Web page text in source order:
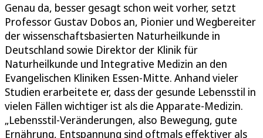
Genau da, besser gesagt schon weit vorher, setzt
Professor Gustav Dobos an, Pionier und Wegbereiter
der wissenschaftsbasierten Naturheilkunde in
Deutschland sowie Direktor der Klinik für
Naturheilkunde und Integrative Medizin an den
Evangelischen Kliniken Essen-Mitte. Anhand vieler
Studien erarbeitete er, dass der gesunde Lebensstil in
vielen Fällen wichtiger ist als die Apparate-Medizin.
„Lebensstil-Veränderungen, also Bewegung, gute
Ernährung, Entspannung sind oftmals effektiver als